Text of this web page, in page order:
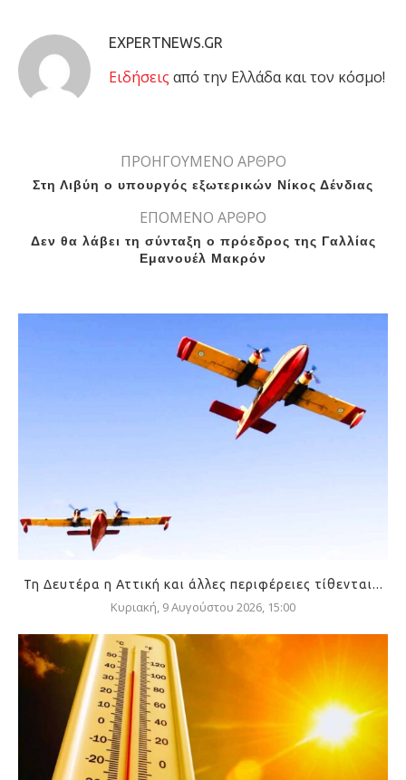
EXPERTNEWS.GR
Eιδήσεις από την Ελλάδα και τον κόσμο!
ΠΡΟΗΓΟΥΜΕΝΟ ΑΡΘΡΟ
Στη Λιβύη ο υπουργός εξωτερικών Νίκος Δένδιας
ΕΠΟΜΕΝΟ ΑΡΘΡΟ
Δεν θα λάβει τη σύνταξη ο πρόεδρος της Γαλλίας
Εμανουέλ Μακρόν
Τη Δευτέρα η Αττική και άλλες περιφέρειες τίθενται...
Κυριακή, 9 Αυγούστου 2026, 15:00